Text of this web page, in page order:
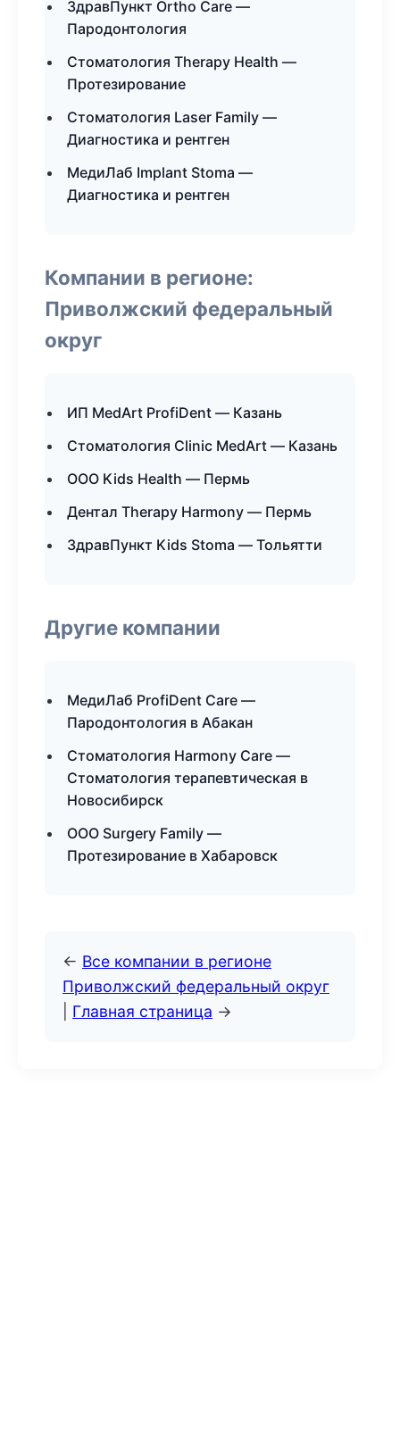
ЗдравПункт Ortho Care —
Пародонтология
Стоматология Therapy Health —
Протезирование
Стоматология Laser Family —
Диагностика и рентген
МедиЛаб Implant Stoma —
Диагностика и рентген
Компании в регионе:
Приволжский федеральный
округ
ИП MedArt ProfiDent — Казань
Стоматология Clinic MedArt — Казань
ООО Kids Health — Пермь
Дентал Therapy Harmony — Пермь
ЗдравПункт Kids Stoma — Тольятти
Другие компании
МедиЛаб ProfiDent Care —
Пародонтология в Абакан
Стоматология Harmony Care —
Стоматология терапевтическая в
Новосибирск
ООО Surgery Family —
Протезирование в Хабаровск
← Все компании в регионе
Приволжский федеральный округ
Главная страница →